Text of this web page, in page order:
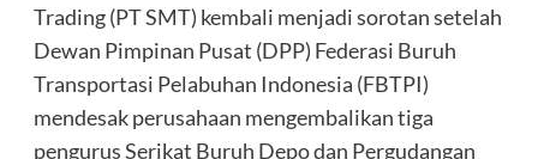
Trading (PT SMT) kembali menjadi sorotan setelah
Dewan Pimpinan Pusat (DPP) Federasi Buruh
Transportasi Pelabuhan Indonesia (FBTPI)
mendesak perusahaan mengembalikan tiga
pengurus Serikat Buruh Depo dan Pergudangan